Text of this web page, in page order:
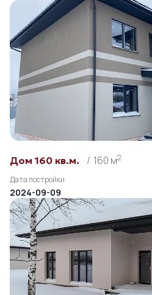
Дом 160 кв.м. 160 м2
Дата постройки
2024-09-09